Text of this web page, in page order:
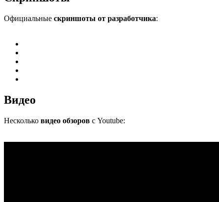
Официальные скриншоты от разработчика:
Видео
Несколько видео обзоров с Youtube: